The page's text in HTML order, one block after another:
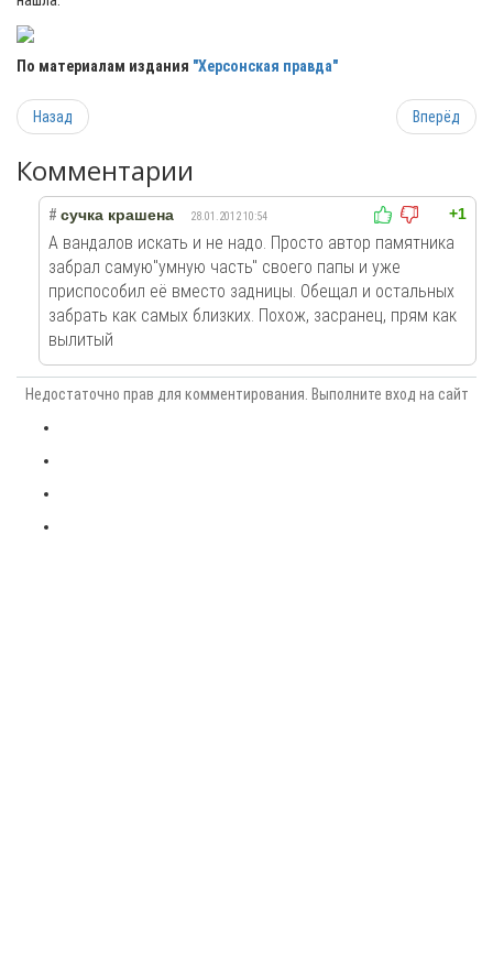
По материалам издания "Херсонская правда"
Назад Вперёд
Комментарии
+1
# сучка крашена 28.01.2012 10:54
А вандалов искать и не надо. Просто автор памятника
забрал самую"умную часть" своего папы и уже
приспособил её вместо задницы. Обещал и остальных
забрать как самых близких. Похож, засранец, прям как
вылитый
Недостаточно прав для комментирования. Выполните вход на сайт